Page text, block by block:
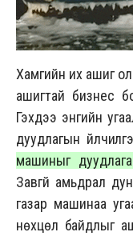
Хамгийн их ашиг
ашигтай бизнес
Гэхдээ энгийн
дуудлагын
машиныг
Завгүй амьдрал
газар машинаа
нөхцөл байдлыг